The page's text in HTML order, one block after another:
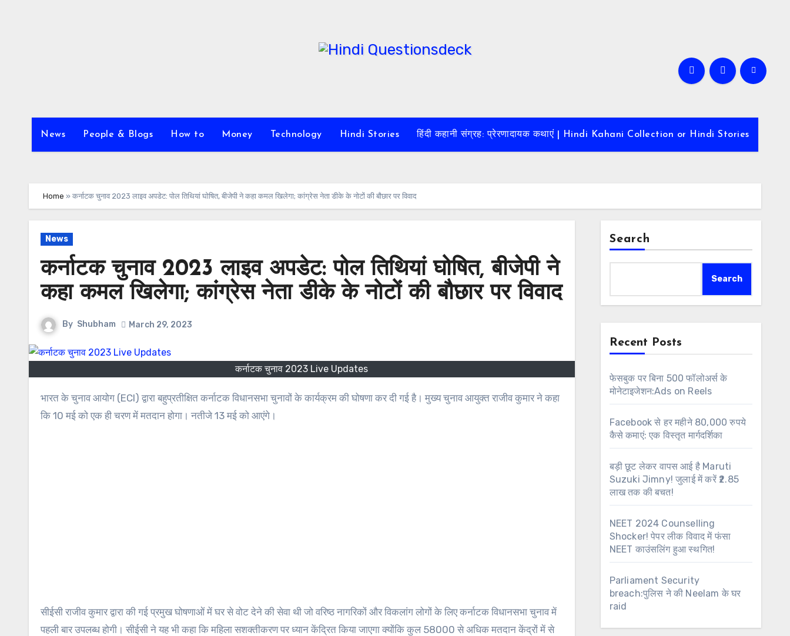
News People & Blogs How to Money Technology Hindi Stories हिंदी कहानी संग्रह: प्रेरणादायक कथाएं | Hindi Kahani Collection or Hindi Stories
Home » कर्नाटक चुनाव 2023 लाइव अपडेट: पोल तिथियां घोषित, बीजेपी ने कहा कमल खिलेगा; कांग्रेस नेता डीके के नोटों की बौछार पर विवाद
News
कर्नाटक चुनाव 2023 लाइव अपडेट: पोल तिथियां घोषित, बीजेपी ने
कहा कमल खिलेगा; कांग्रेस नेता डीके के नोटों की बौछार पर विवाद
By Shubham March 29, 2023
कर्नाटक चुनाव 2023 Live Updates
भारत के चुनाव आयोग (ECI) द्वारा बहुप्रतीक्षित कर्नाटक विधानसभा चुनावों के कार्यक्रम की घोषणा कर दी गई है। मुख्य चुनाव आयुक्त राजीव कुमार ने कहा
कि 10 मई को एक ही चरण में मतदान होगा। नतीजे 13 मई को आएंगे।
सीईसी राजीव कुमार द्वारा की गई प्रमुख घोषणाओं में घर से वोट देने की सेवा थी जो वरिष्ठ नागरिकों और विकलांग लोगों के लिए कर्नाटक विधानसभा चुनाव में
पहली बार उपलब्ध होगी। सीईसी ने यह भी कहा कि महिला सशक्तीकरण पर ध्यान केंद्रित किया जाएगा क्योंकि कुल 58000 से अधिक मतदान केंद्रों में से
Search
Search
Recent Posts
फेसबुक पर बिना 500 फॉलोअर्स के
मोनेटाइजेशन:Ads on Reels
Facebook से हर महीने 80,000 रुपये
कैसे कमाएं: एक विस्तृत मार्गदर्शिका
बड़ी छूट लेकर वापस आई है Maruti
Suzuki Jimny! जुलाई में करें ₹2.85
लाख तक की बचत!
NEET 2024 Counselling
Shocker! पेपर लीक विवाद में फंसा
NEET काउंसलिंग हुआ स्थगित!
Parliament Security
breach:पुलिस ने की Neelam के घर
raid